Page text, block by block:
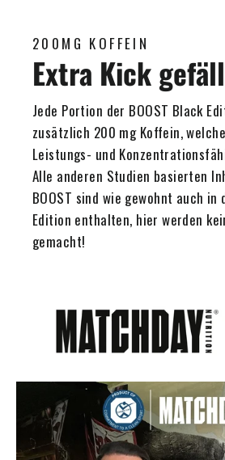
200MG KOFFEIN
Extra Kick
Jede Portion der BOOST Black
zusätzlich 200 mg Koffein,
Leistungs- und
Alle anderen Studien basierten
BOOST sind wie gewohnt auch in
Edition enthalten, hier werden
gemacht!